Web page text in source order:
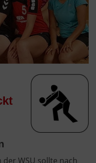
WSU sollte nach